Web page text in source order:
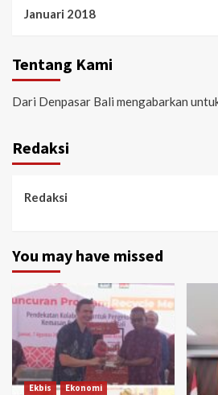
Januari 2018
Tentang Kami
Dari Denpasar Bali mengabarkan
Redaksi
Redaksi
You may have missed
Ekbis
Ekonomi